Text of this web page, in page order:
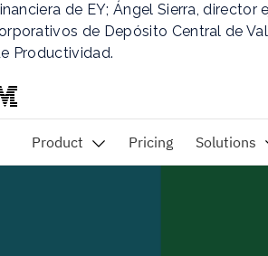
de EY; Ángel Sierra,
de Depósito Central de
Productividad.